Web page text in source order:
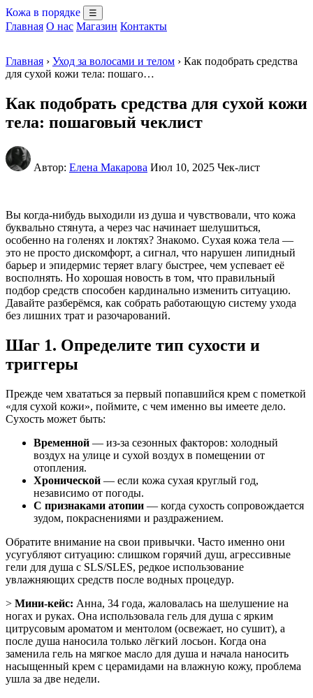
Кожа в порядке ☰
Главная О нас Магазин Контакты
Главная › Уход за волосами и телом › Как подобрать средства
для сухой кожи тела: пошаго…
Как подобрать средства для сухой кожи
тела: пошаговый чеклист
Автор: Елена Макарова Июл 10, 2025 Чек-лист
Вы когда-нибудь выходили из душа и чувствовали, что кожа
буквально стянута, а через час начинает шелушиться,
особенно на голенях и локтях? Знакомо. Сухая кожа тела —
это не просто дискомфорт, а сигнал, что нарушен липидный
барьер и эпидермис теряет влагу быстрее, чем успевает её
восполнять. Но хорошая новость в том, что правильный
подбор средств способен кардинально изменить ситуацию.
Давайте разберёмся, как собрать работающую систему ухода
без лишних трат и разочарований.
Шаг 1. Определите тип сухости и
триггеры
Прежде чем хвататься за первый попавшийся крем с пометкой
«для сухой кожи», поймите, с чем именно вы имеете дело.
Сухость может быть:
Временной — из-за сезонных факторов: холодный
воздух на улице и сухой воздух в помещении от
отопления.
Хронической — если кожа сухая круглый год,
независимо от погоды.
С признаками атопии — когда сухость сопровождается
зудом, покраснениями и раздражением.
Обратите внимание на свои привычки. Часто именно они
усугубляют ситуацию: слишком горячий душ, агрессивные
гели для душа с SLS/SLES, редкое использование
увлажняющих средств после водных процедур.
> Мини-кейс: Анна, 34 года, жаловалась на шелушение на
ногах и руках. Она использовала гель для душа с ярким
цитрусовым ароматом и ментолом (освежает, но сушит), а
после душа наносила только лёгкий лосьон. Когда она
заменила гель на мягкое масло для душа и начала наносить
насыщенный крем с церамидами на влажную кожу, проблема
ушла за две недели.